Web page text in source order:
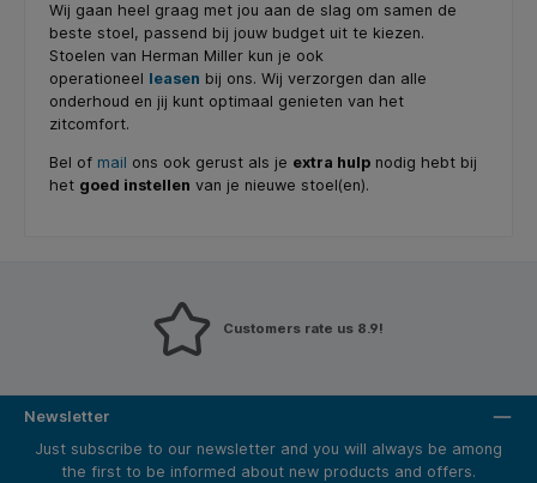
Wij gaan heel graag met jou aan de slag om samen de
beste stoel, passend bij jouw budget uit te kiezen.
Stoelen van Herman Miller kun je ook
operationeel leasen bij ons. Wij verzorgen dan alle
onderhoud en jij kunt optimaal genieten van het
zitcomfort.
Bel of mail ons ook gerust als je extra hulp nodig hebt bij
het goed instellen van je nieuwe stoel(en).
Customers rate us 8.9!
Newsletter
Just subscribe to our newsletter and you will always be among
the first to be informed about new products and offers.